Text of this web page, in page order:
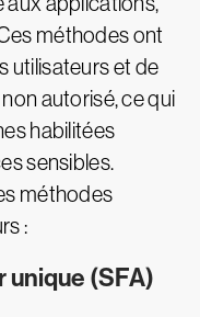
méthodes ont
utilisateurs et de
autorisé, ce qui
habilitées
sensibles.
méthodes
:
(SFA)